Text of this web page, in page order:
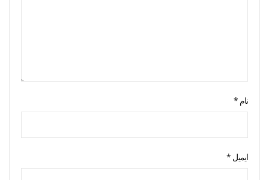
نام *
ایمیل *